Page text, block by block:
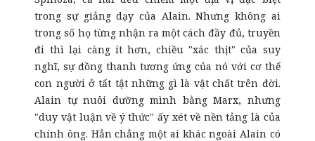
trong sự giảng dạy của Alain. Nhưng không ai
trong số họ từng nhận ra một cách đầy đủ, truyền
đi thì lại càng ít hơn, chiều "xác thịt" của suy
nghĩ, sự đồng thanh tương ứng của nó với cơ thể
con người ở tất tật những gì là vật chất trên đời.
Alain tự nuôi dưỡng mình bằng Marx, nhưng
"duy vật luận về ý thức" ấy xét về nền tảng là của
chính ông. Hẳn chẳng một ai khác ngoài Alain có